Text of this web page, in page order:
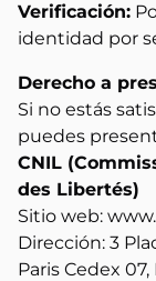
Verificación:
identidad por
Derecho a
Si no estás
puedes
CNIL
des Libertés)
Sitio web:
Dirección: 3
Paris Cedex 07,